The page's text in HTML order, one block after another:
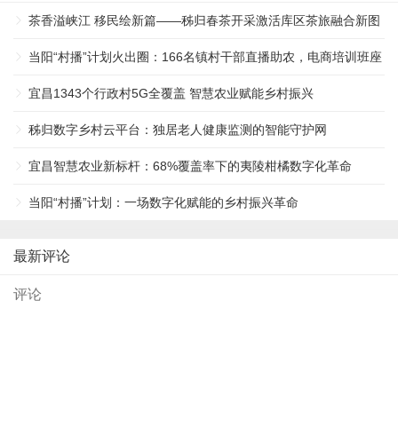
茶香溢峡江 移民绘新篇——秭归春茶开采激活库区茶旅融合新图
景 ...当阳“村播”计划火出圈：166名镇村干部直播助农，电商培训班座
无虚席 ...
宜昌1343个行政村5G全覆盖 智慧农业赋能乡村振兴
秭归数字乡村云平台：独居老人健康监测的智能守护网
宜昌智慧农业新标杆：68%覆盖率下的夷陵柑橘数字化革命
当阳“村播”计划：一场数字化赋能的乡村振兴革命
最新评论